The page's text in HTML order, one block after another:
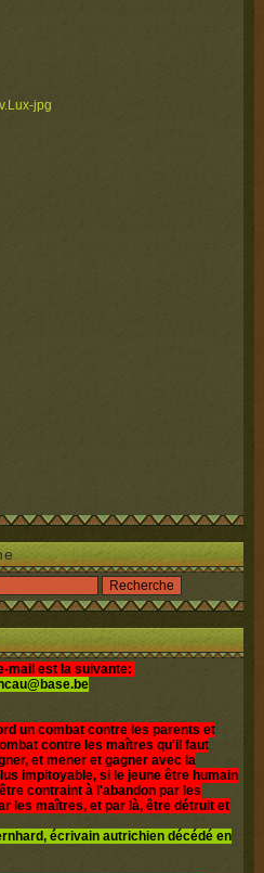
mail est la suivante:
un combat contre les parents et
contre les maîtres qu'il faut
et mener et gagner avec la
impitoyable, si le jeune être humain
contraint à l'abandon par les
les maîtres, et par là, être détruit et
écrivain autrichien décédé en